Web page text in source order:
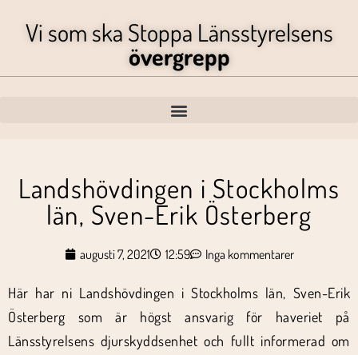
Vi som ska Stoppa Länsstyrelsens
övergrepp
Landshövdingen i Stockholms
län, Sven-Erik Österberg
augusti 7, 2021 12:59 Inga kommentarer
Här har ni Landshövdingen i Stockholms län, Sven-Erik
Österberg som är högst ansvarig för haveriet på
Länsstyrelsens djurskyddsenhet och fullt informerad om